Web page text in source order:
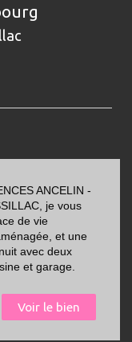
ANCELIN -
je vous
de vie
et une
avec deux
et garage.
Voir le bien